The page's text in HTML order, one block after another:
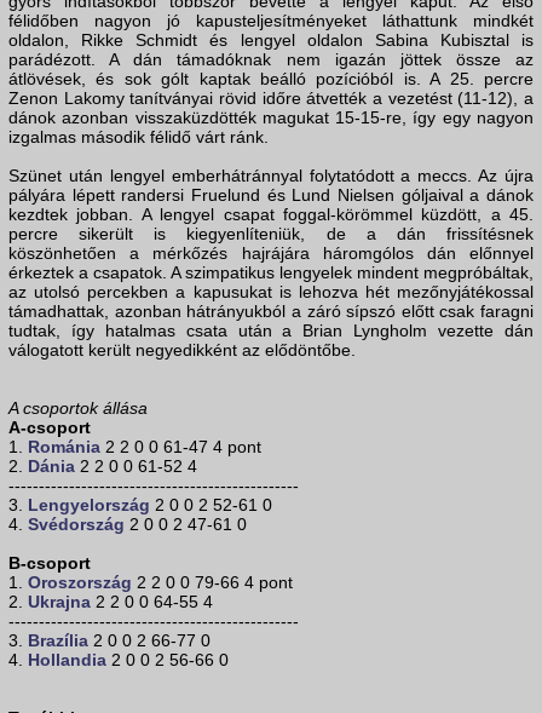
félidőben nagyon jó kapusteljesítményeket láthattunk mindkét
oldalon, Rikke Schmidt és lengyel oldalon Sabina Kubisztal is
parádézott. A dán támadóknak nem igazán jöttek össze az
átlövések, és sok gólt kaptak beálló pozícióból is. A 25. percre
Zenon Lakomy tanítványai rövid időre átvették a vezetést (11-12), a
dánok azonban visszaküzdötték magukat 15-15-re, így egy nagyon
izgalmas második félidő várt ránk.
Szünet után lengyel emberhátránnyal folytatódott a meccs. Az újra
pályára lépett randersi Fruelund és Lund Nielsen góljaival a dánok
kezdtek jobban. A lengyel csapat foggal-körömmel küzdött, a 45.
percre sikerült is kiegyenlíteniük, de a dán frissítésnek
köszönhetően a mérkőzés hajrájára háromgólos dán előnnyel
érkeztek a csapatok. A szimpatikus lengyelek mindent megpróbáltak,
az utolsó percekben a kapusukat is lehozva hét mezőnyjátékossal
támadhattak, azonban hátrányukból a záró sípszó előtt csak faragni
tudtak, így hatalmas csata után a Brian Lyngholm vezette dán
válogatott került negyedikként az elődöntőbe.
A csoportok állása
A-csoport
1. Románia 2 2 0 0 61-47 4 pont
2. Dánia 2 2 0 0 61-52 4
------------------------------------------------
3. Lengyelország 2 0 0 2 52-61 0
4. Svédország 2 0 0 2 47-61 0
B-csoport
1. Oroszország 2 2 0 0 79-66 4 pont
2. Ukrajna 2 2 0 0 64-55 4
------------------------------------------------
3. Brazília 2 0 0 2 66-77 0
4. Hollandia 2 0 0 2 56-66 0